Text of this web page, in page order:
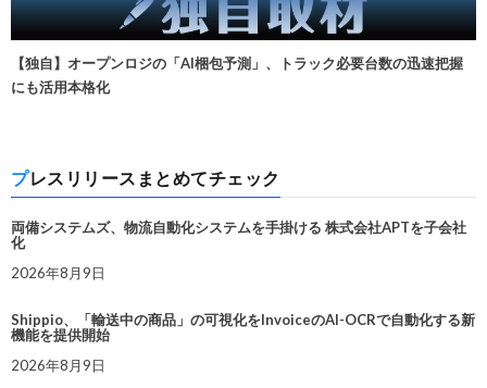
【独自】オープンロジの「AI梱包予測」、トラック必要台数の迅速把握
にも活用本格化
プレスリリースまとめてチェック
両備システムズ、物流自動化システムを手掛ける 株式会社APTを子会社
化
2026年8月9日
Shippio、「輸送中の商品」の可視化をInvoiceのAI-OCRで自動化する新
機能を提供開始
2026年8月9日